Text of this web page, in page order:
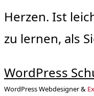
Herzen. Ist
zu lernen, als
WordPress
WordPress Webdesigner &